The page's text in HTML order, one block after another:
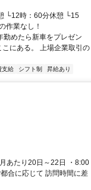
└12時：60分休憩 └15
作業なし！
勤めたら新車をプレゼン
にある。 上場企業取引の
支給 シフト制 昇給あり
あたり20日～22日 ・8:00
合に応じて 訪問時間に差